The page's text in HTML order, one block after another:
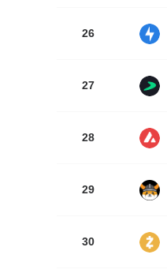
26
27
28
29
30